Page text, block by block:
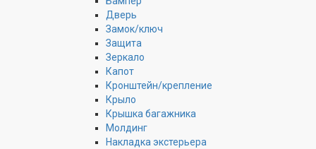
Дверь
Замок/ключ
Защита
Зеркало
Капот
Кронштейн/крепление
Крыло
Крышка багажника
Молдинг
Накладка экстерьера